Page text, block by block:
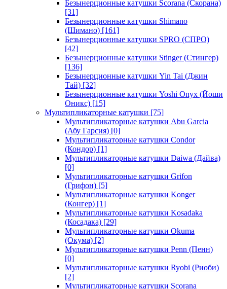
Безынерционные катушки Scorana (Скорана)
[31]
Безынерционные катушки Shimano
(Шимано) [161]
Безынерционные катушки SPRO (СПРО)
[42]
Безынерционные катушки Stinger (Стингер)
[136]
Безынерционные катушки Yin Tai (Джин
Тай) [32]
Безынерционные катушки Yoshi Onyx (Йоши
Оникс) [15]
Мультипликаторные катушки [75]
Мультипликаторные катушки Abu Garcia
(Абу Гарсия) [0]
Мультипликаторные катушки Condor
(Кондор) [1]
Мультипликаторные катушки Daiwa (Дайва)
[0]
Мультипликаторные катушки Grifon
(Грифон) [5]
Мультипликаторные катушки Konger
(Конгер) [1]
Мультипликаторные катушки Kosadaka
(Косадака) [29]
Мультипликаторные катушки Okuma
(Окума) [2]
Мультипликаторные катушки Penn (Пенн)
[0]
Мультипликаторные катушки Ryobi (Риоби)
[2]
Мультипликаторные катушки Scorana